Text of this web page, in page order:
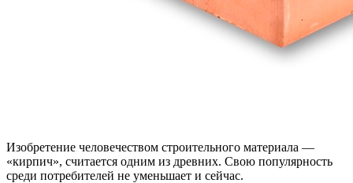
Изобретение человечеством строительного материала —
«кирпич», считается одним из древних. Свою популярность
среди потребителей не уменьшает и сейчас.